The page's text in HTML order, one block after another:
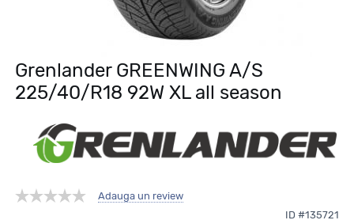
Grenlander GREENWING A/S
225/40/R18 92W XL all season
Adauga un review
ID #135721